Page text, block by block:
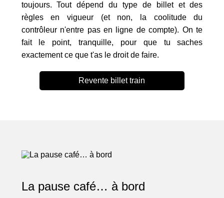
toujours. Tout dépend du type de billet et des
règles en vigueur (et non, la coolitude du
contrôleur n'entre pas en ligne de compte). On te
fait le point, tranquille, pour que tu saches
exactement ce que t'as le droit de faire.
Revente billet train
La pause café… à bord